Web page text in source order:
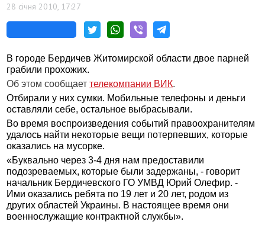
28 січня 2010, 17:27
В городе Бердичев Житомирской области двое парней
грабили прохожих.
Об этом сообщаеттелекомпании ВИК.
Отбирали у них сумки. Мобильные телефоны и деньги
оставляли себе, остальное выбрасывали.
Во время воспроизведения событий правоохранителям
удалось найти некоторые вещи потерпевших, которые
оказались на мусорке.
«Буквально через 3-4 дня нам предоставили
подозреваемых, которые были задержаны, - говорит
начальник Бердичевского ГО УМВД Юрий Олефир. -
Ими оказались ребята по 19 лет и 20 лет, родом из
других областей Украины. В настоящее время они
военнослужащие контрактной службы».